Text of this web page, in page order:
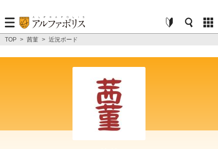
TOP > 茜菫 > 近況ボード